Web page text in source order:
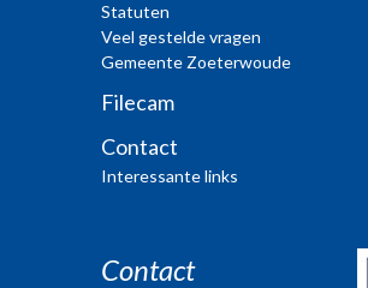
Statuten
Veel gestelde vragen
Gemeente Zoeterwoude
Filecam
Contact
Interessante links
Contact